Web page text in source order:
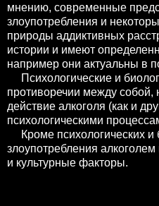
мнению, современные
злоупотребления и
природы аддиктивных
истории и имеют
например они актуальны в
Психологические и
противоречии между
действие алкоголя (как и
психологическими
Кроме психологических и
злоупотребления
и культурные факторы.